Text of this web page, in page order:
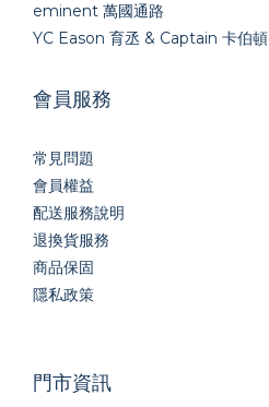
eminent 萬國通路
YC Eason 育丞 & Captain 卡伯頓
會員服務
常見問題
會員權益
配送服務說明
退換貨服務
商品保固
隱私政策
門市資訊